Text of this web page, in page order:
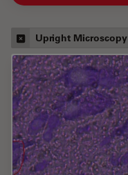
Upright Microscopy